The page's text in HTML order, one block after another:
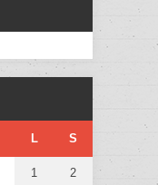
L S
1 2